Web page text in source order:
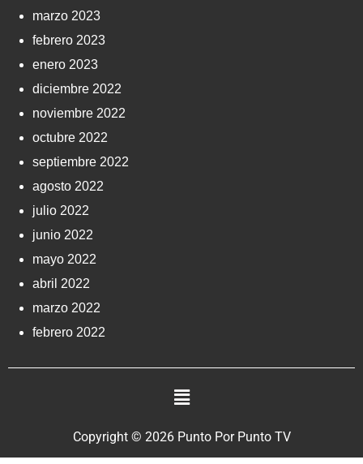
marzo 2023
febrero 2023
enero 2023
diciembre 2022
noviembre 2022
octubre 2022
septiembre 2022
agosto 2022
julio 2022
junio 2022
mayo 2022
abril 2022
marzo 2022
febrero 2022
Copyright © 2026 Punto Por Punto TV